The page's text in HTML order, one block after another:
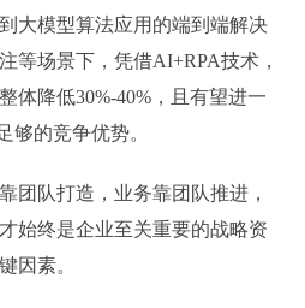
大模型算法应用的端到端解决
等场景下，凭借AI+RPA技术，
体降低30%-40%，且有望进一
够的竞争优势。
团队打造，业务靠团队推进，
始终是企业至关重要的战略资
因素。